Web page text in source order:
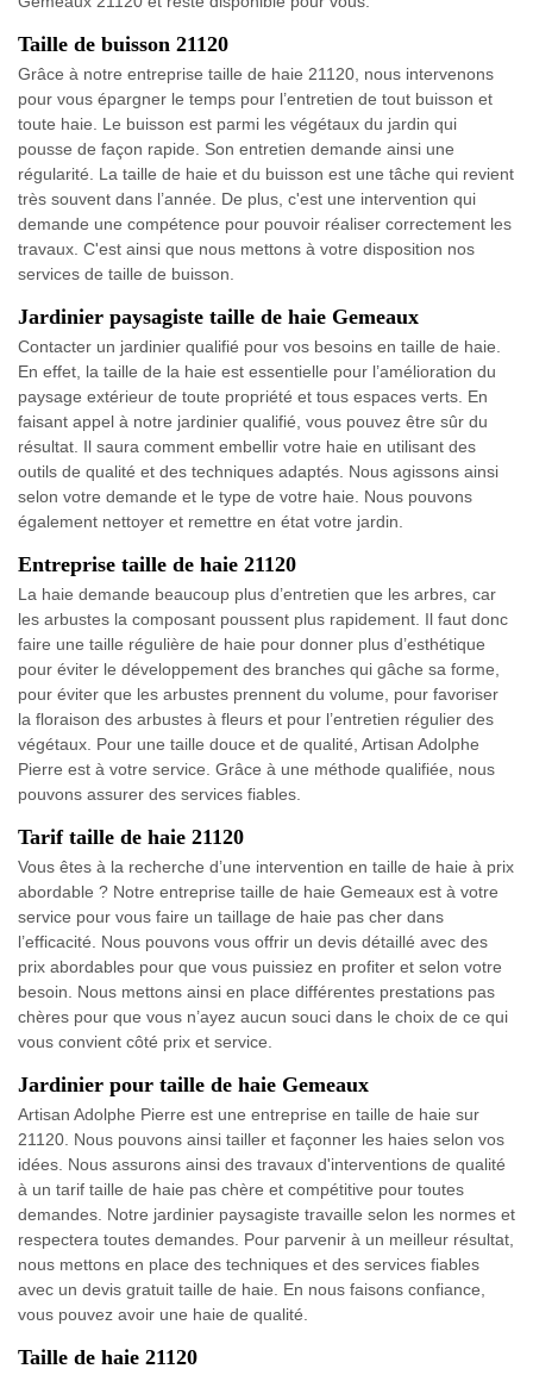
Taille de buisson 21120
Grâce à notre entreprise taille de haie 21120, nous intervenons
pour vous épargner le temps pour l’entretien de tout buisson et
toute haie. Le buisson est parmi les végétaux du jardin qui
pousse de façon rapide. Son entretien demande ainsi une
régularité. La taille de haie et du buisson est une tâche qui revient
très souvent dans l’année. De plus, c'est une intervention qui
demande une compétence pour pouvoir réaliser correctement les
travaux. C'est ainsi que nous mettons à votre disposition nos
services de taille de buisson.
Jardinier paysagiste taille de haie Gemeaux
Contacter un jardinier qualifié pour vos besoins en taille de haie.
En effet, la taille de la haie est essentielle pour l’amélioration du
paysage extérieur de toute propriété et tous espaces verts. En
faisant appel à notre jardinier qualifié, vous pouvez être sûr du
résultat. Il saura comment embellir votre haie en utilisant des
outils de qualité et des techniques adaptés. Nous agissons ainsi
selon votre demande et le type de votre haie. Nous pouvons
également nettoyer et remettre en état votre jardin.
Entreprise taille de haie 21120
La haie demande beaucoup plus d’entretien que les arbres, car
les arbustes la composant poussent plus rapidement. Il faut donc
faire une taille régulière de haie pour donner plus d’esthétique
pour éviter le développement des branches qui gâche sa forme,
pour éviter que les arbustes prennent du volume, pour favoriser
la floraison des arbustes à fleurs et pour l’entretien régulier des
végétaux. Pour une taille douce et de qualité, Artisan Adolphe
Pierre est à votre service. Grâce à une méthode qualifiée, nous
pouvons assurer des services fiables.
Tarif taille de haie 21120
Vous êtes à la recherche d’une intervention en taille de haie à prix
abordable ? Notre entreprise taille de haie Gemeaux est à votre
service pour vous faire un taillage de haie pas cher dans
l’efficacité. Nous pouvons vous offrir un devis détaillé avec des
prix abordables pour que vous puissiez en profiter et selon votre
besoin. Nous mettons ainsi en place différentes prestations pas
chères pour que vous n’ayez aucun souci dans le choix de ce qui
vous convient côté prix et service.
Jardinier pour taille de haie Gemeaux
Artisan Adolphe Pierre est une entreprise en taille de haie sur
21120. Nous pouvons ainsi tailler et façonner les haies selon vos
idées. Nous assurons ainsi des travaux d'interventions de qualité
à un tarif taille de haie pas chère et compétitive pour toutes
demandes. Notre jardinier paysagiste travaille selon les normes et
respectera toutes demandes. Pour parvenir à un meilleur résultat,
nous mettons en place des techniques et des services fiables
avec un devis gratuit taille de haie. En nous faisons confiance,
vous pouvez avoir une haie de qualité.
Taille de haie 21120